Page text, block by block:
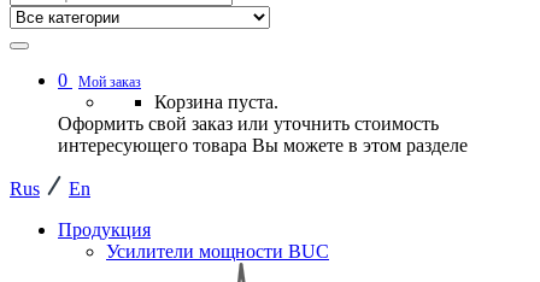
0 Мой заказ
Корзина пуста.
Оформить свой заказ или уточнить стоимость
интересующего товара Вы можете в этом разделе
Rus
En
Продукция
Усилители мощности BUC